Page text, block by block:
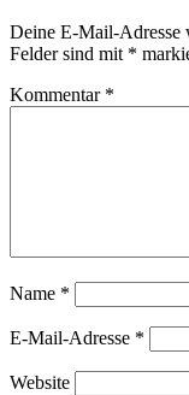
Deine E-Mail-
Felder sind mit *
Kommentar *
Name *
E-Mail-Adresse *
Website